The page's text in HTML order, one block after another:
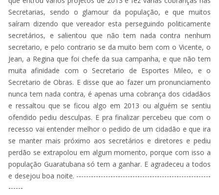
Secretarias, sendo o glamour da população, e que muitos
saíram dizendo que vereador esta perseguindo politicamente
secretários, e salientou que não tem nada contra nenhum
secretario, e pelo contrario se da muito bem com o Vicente, o
Jean, a Regina que foi chefe da sua campanha, e que não tem
muita afinidade com o Secretario de Esportes Mileo, e o
Secretario de Obras. E disse que ao fazer um pronunciamento
nunca tem nada contra, é apenas uma cobrança dos cidadãos
e ressaltou que se ficou algo em 2013 ou alguém se sentiu
ofendido pediu desculpas. E pra finalizar percebeu que com o
recesso vai entender melhor o pedido de um cidadão e que ira
se manter mais próximo aos secretários e diretores e pediu
perdão se extrapolou em algum momento, porque com isso a
população Guaratubana só tem a ganhar. E agradeceu a todos
e desejou boa noite. -------------------------------------------------------
------